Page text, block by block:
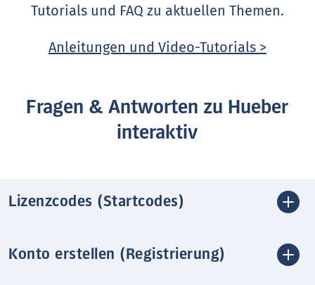
Tutorials und FAQ zu aktuellen Themen.
Anleitungen und Video-Tutorials >
Fragen & Antworten zu Hueber
interaktiv
Lizenzcodes (Startcodes)
Konto erstellen (Registrierung)